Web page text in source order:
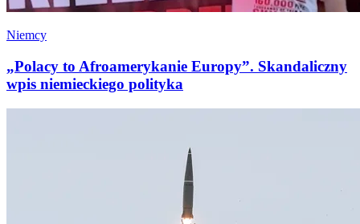
Niemcy
„Polacy to Afroamerykanie Europy”. Skandaliczny
wpis niemieckiego polityka